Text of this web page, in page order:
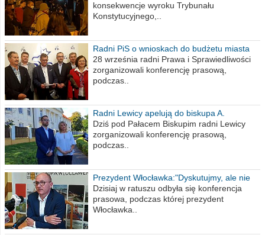
konsekwencje wyroku Trybunału
Konstytucyjnego,..
Radni PiS o wnioskach do budżetu miasta
na 2021 rok
28 września radni Prawa i Sprawiedliwości
zorganizowali konferencję prasową,
podczas..
Radni Lewicy apelują do biskupa A.
Wiesława Meringa
Dziś pod Pałacem Biskupim radni Lewicy
zorganizowali konferencję prasową,
podczas..
Prezydent Włocławka:"Dyskutujmy, ale nie
obrażajmy się”
Dzisiaj w ratuszu odbyła się konferencja
prasowa, podczas której prezydent
Włocławka..